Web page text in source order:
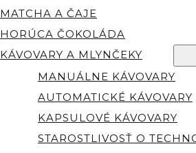
MATCHA A ČAJE
HORÚCA ČOKOLÁDA
KÁVOVARY A MLYNČEKY
MANUÁLNE KÁVOVARY
AUTOMATICKÉ KÁVOVARY
KAPSULOVÉ KÁVOVARY
STAROSTLIVOSŤ O